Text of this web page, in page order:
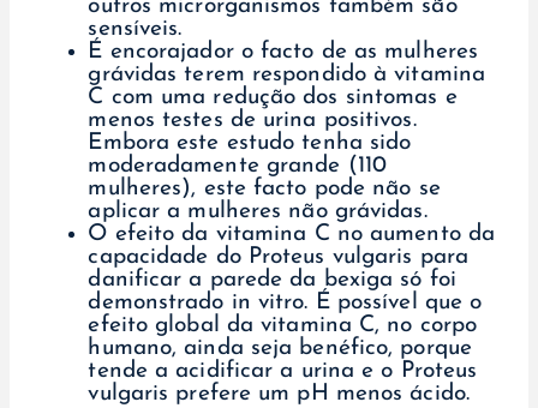
outros microrganismos também são
sensíveis.
É encorajador o facto de as mulheres
grávidas terem respondido à vitamina
C com uma redução dos sintomas e
menos testes de urina positivos.
Embora este estudo tenha sido
moderadamente grande (110
mulheres), este facto pode não se
aplicar a mulheres não grávidas.
O efeito da vitamina C no aumento da
capacidade do Proteus vulgaris para
danificar a parede da bexiga só foi
demonstrado in vitro. É possível que o
efeito global da vitamina C, no corpo
humano, ainda seja benéfico, porque
tende a acidificar a urina e o Proteus
vulgaris prefere um pH menos ácido.